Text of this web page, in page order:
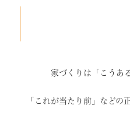
家づくりは「こうあ
「これが当たり前」などの